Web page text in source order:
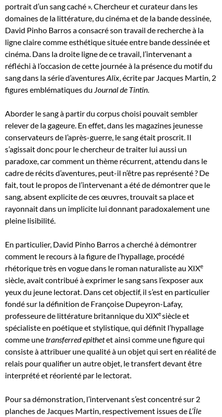
portrait d’un sang caché ». Chercheur et curateur dans les
domaines de la littérature, du cinéma et de la bande dessinée,
David Pinho Barros a consacré son travail de recherche à la
ligne claire comme esthétique située entre bande dessinée et
cinéma. Dans la droite ligne de ce travail, l’intervenant a
réfléchi à l’occasion de cette journée à la présence du motif du
sang dans la série d’aventuresAlix, écrite par Jacques Martin, 2
figures emblématiques du Journal de Tintin.
Aborder le sang à partir du corpus choisi pouvait sembler
relever de la gageure. En effet, dans les magazines jeunesse
conservateurs de l’après-guerre, le sang était proscrit. Il
s’agissait donc pour le chercheur de traiter lui aussi un
paradoxe, car comment un thème récurrent, attendu dans le
cadre de récits d’aventures, peut-il n’être pas représenté ? De
fait, tout le propos de l’intervenant a été de démontrer que le
sang, absent explicite de ces œuvres, trouvait sa place et
rayonnait dans un implicite lui donnant paradoxalement une
pleine lisibilité.
En particulier, David Pinho Barros a cherché à démontrer
comment le recours à la figure de l’hypallage, procédé
rhétorique très en vogue dans le roman naturaliste au XIXe
siècle, avait contribué à exprimer le sang sans l’exposer aux
yeux du jeune lectorat. Dans cet objectif, il s’est en particulier
fondé sur la définition de Françoise Dupeyron-Lafay,
professeure de littérature britannique du XIXesiècle et
spécialiste en poétique et stylistique, qui définit l’hypallage
comme unetransferred epithetet ainsi comme une figure qui
consiste à attribuer une qualité à un objet qui sert en réalité de
relais pour qualifier un autre objet, le transfert devant être
interprété et réorienté par le lectorat.
Pour sa démonstration, l’intervenant s’est concentré sur 2
planches de Jacques Martin, respectivement issues de L’Île